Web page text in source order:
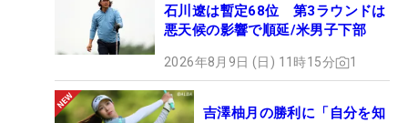
石川遼は暫定68位 第3ラウンドは
悪天候の影響で順延/米男子下部
2026年8月9日 (日) 11時15分 1
吉澤柚月の勝利に「自分を知